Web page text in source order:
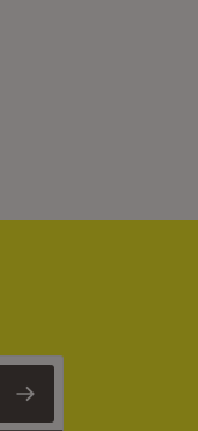
Newsletter